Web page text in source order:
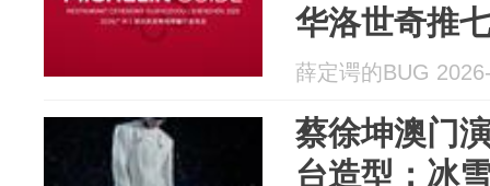
华洛世奇推
薛定谔的BUG
蔡徐坤澳门
台造型：冰